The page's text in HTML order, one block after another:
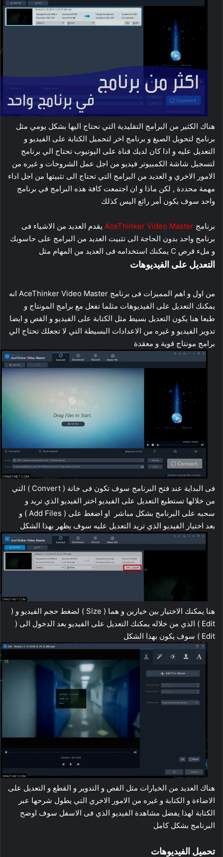
هناك الكثير من البرامج التقليدية التي نحتاج اليها بشكل يومي مثل
برنامج لتحويل الصيغ و برنامج اخر لتحميل الكتابة على الفيديو و
التعديل عليه و اذا كان لديك قناة على اليوتيوب تحتاج الي برنامج
لتسجيل شاشة الكمبيوتر فيديو من اجل عمل الشروحات و غيره من
الامور الاخري و العديد من البرامج التي تحتاج الى تثبيتها من اجل اداء
مهمة محددة , لكن ماذا و ان اجتمعت كافة هذه البرامج في برنامج
واحد سوف يكون أمر رائع اليس كذلك
برنامج AceThinker Video Master يقدم العديد من الاشياء فى
برنامج واحد بدون الحاجة الى تثبيت العديد من البرامج على حاسوبك
و ملء قرص C يمكنك استخدامه فى العديد من المهام مثل
التعديل على الفيديوهات
من اول و اهم المميزات فى برنامج AceThinker Video Master انه
يمكنك التعديل على الفيديوهات مثلما تفعل مع برامج المونتاج و
طبعا هنا يكون التعديل بسيط مثل الكتابة على الفيديو و القص و ايضا
تدوير الفيديو و غيره من الاعدادات البسيطة التي لا تجعلك تحتاج الي
برامج مونتاج قوية و معقدة
فى البداية عند فتح البرنامج سوف تكون فى خانة ( Convert ) التي
من خلالها تستطيع التعديل على الفيديو اختر الفيديو الذي تريد و
سحبه على البرنامج بشكل مباشر او اضغط على ( Add Files ) و
بعد اختيار الفيديو الذي تريد التعديل عليه سوف يظهر بهذا الشكل
هنا يمكنك الاختيار بين خيارين و هما ( Size ) لضغط حجم الفيديو و (
Edit ) الذي من خلاله يمكنك التعديل على الفيديو بعد الدخول الى (
Edit ) سوف يكون بهذا الشكل
هناك العديد من الخيارات مثل القص و التدوير و القطع و التعديل على
الاضاءة و الكتابة و غيره من الامور الاخري التي يطول شرحها عبر
الكتابة لهذا يفضل مشاهدة الفيديو الذي فى الاسفل سوف اوضح
البرنامج بشكل كامل
تحميل الفيديوهات